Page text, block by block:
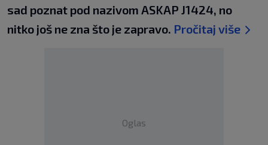
sad poznat pod nazivom ASKAP J1424, no
nitko još ne zna što je zapravo. Pročitaj više
Oglas